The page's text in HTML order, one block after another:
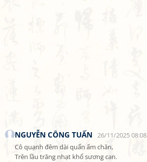
NGUYỄN CÔNG TUẤN
26/11/2025 08:08
Cô quạnh đêm dài quấn ấm chăn,
Trên lầu trăng nhạt khổ sương can.